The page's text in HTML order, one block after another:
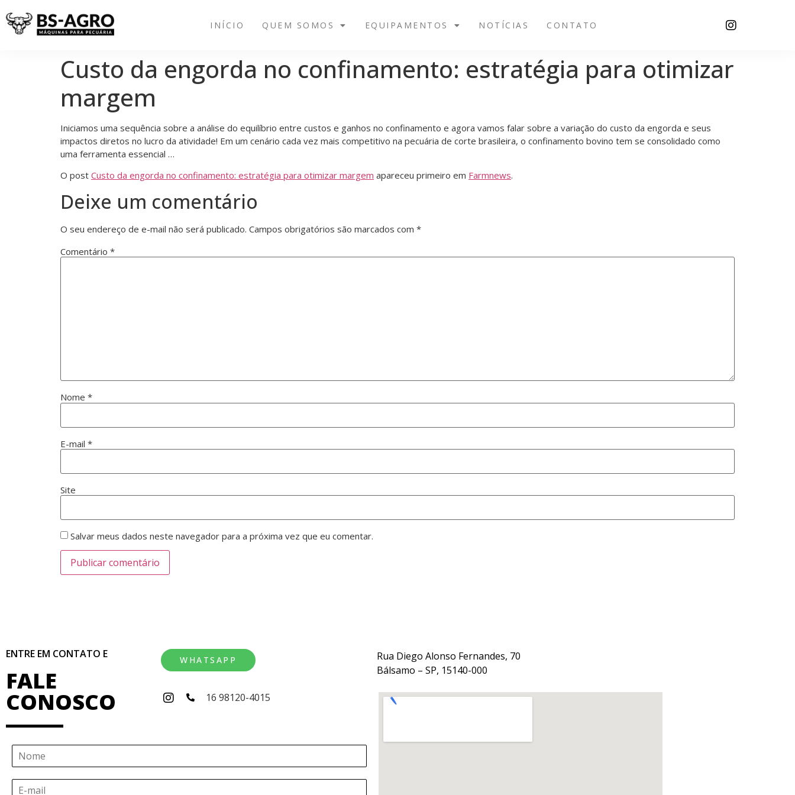
INÍCIO QUEM SOMOS EQUIPAMENTOS NOTÍCIAS CONTATO
Custo da engorda no confinamento: estratégia para otimizar
margem
Iniciamos uma sequência sobre a análise do equilíbrio entre custos e ganhos no confinamento e agora vamos falar sobre a variação do custo da engorda e seus
impactos diretos no lucro da atividade! Em um cenário cada vez mais competitivo na pecuária de corte brasileira, o confinamento bovino tem se consolidado como
uma ferramenta essencial …
O post Custo da engorda no confinamento: estratégia para otimizar margem apareceu primeiro em Farmnews.
Deixe um comentário
O seu endereço de e-mail não será publicado. Campos obrigatórios são marcados com *
Comentário *
Nome *
E-mail *
Site
Salvar meus dados neste navegador para a próxima vez que eu comentar.
ENTRE EM CONTATO E
FALE
CONOSCO
WHATSAPP
16 98120-4015
Rua Diego Alonso Fernandes, 70
Bálsamo – SP, 15140-000
N
E